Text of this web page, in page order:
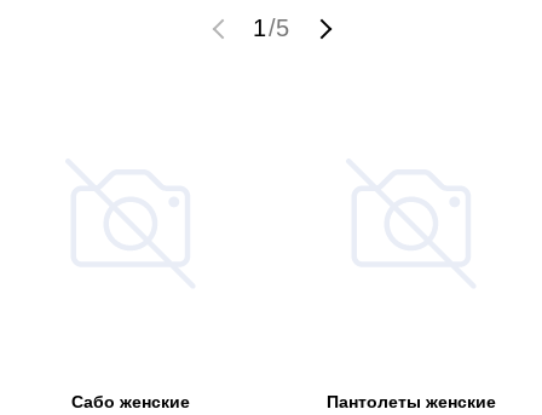
1/5
Сабо женские Пантолеты женские